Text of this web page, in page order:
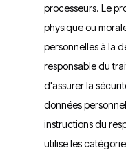
processeurs. Le
physique ou
personnelles à la
responsable du
d'assurer la
données
instructions du
utilise les